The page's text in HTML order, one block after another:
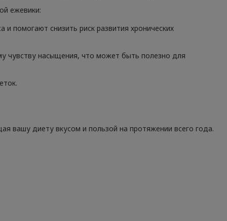
ежевики:
помогают снизить риск развития хронических
чувству насыщения, что может быть полезно для
вашу диету вкусом и пользой на протяжении всего года.